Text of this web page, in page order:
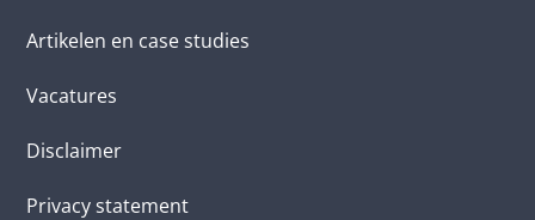
Artikelen en case studies
Vacatures
Disclaimer
Privacy statement